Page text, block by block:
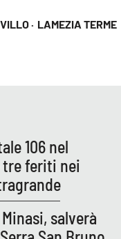
· LAMEZIA TERME
106 nel
tre feriti nei
salverà